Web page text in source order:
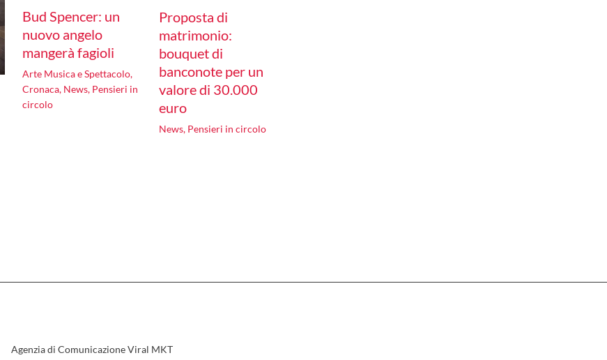
Bud Spencer: un
nuovo angelo
mangerà fagioli
Arte Musica e Spettacolo,
Cronaca, News, Pensieri in
circolo
Proposta di
matrimonio:
bouquet di
banconote per un
valore di 30.000
euro
News, Pensieri in circolo
Agenzia di Comunicazione Viral MKT